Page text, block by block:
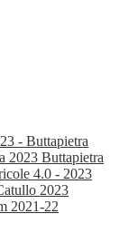
- Buttapietra
2023 Buttapietra
4.0 - 2023
2023
2021-22